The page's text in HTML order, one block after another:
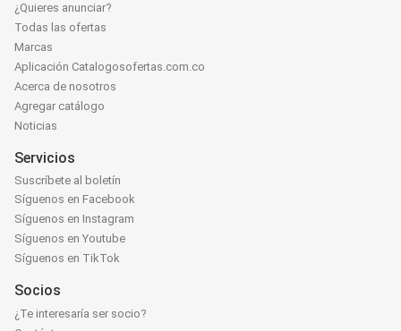
¿Quieres anunciar?
Todas las ofertas
Marcas
Aplicación Catalogosofertas.com.co
Acerca de nosotros
Agregar catálogo
Noticias
Servicios
Suscríbete al boletín
Síguenos en Facebook
Síguenos en Instagram
Síguenos en Youtube
Síguenos en TikTok
Socios
¿Te interesaría ser socio?